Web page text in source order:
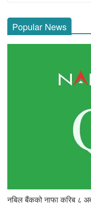
Popular News
नबिल बैंकको नाफा करिब ८